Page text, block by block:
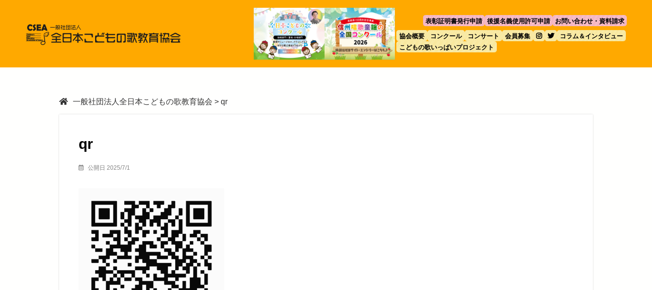
お問い合わせ・資料請求
後援名義使用許可申請
表彰証明書発行申請
協会概要 コンクール コンサート 会員募集
コラム＆インタビュー
こどもの歌いっぱいプロジェクト
一般社団法人全日本こどもの歌教育協会 > qr
qr
公開日 2025/7/1